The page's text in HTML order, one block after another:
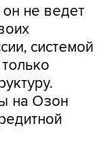
не ведет
системой
на Озон